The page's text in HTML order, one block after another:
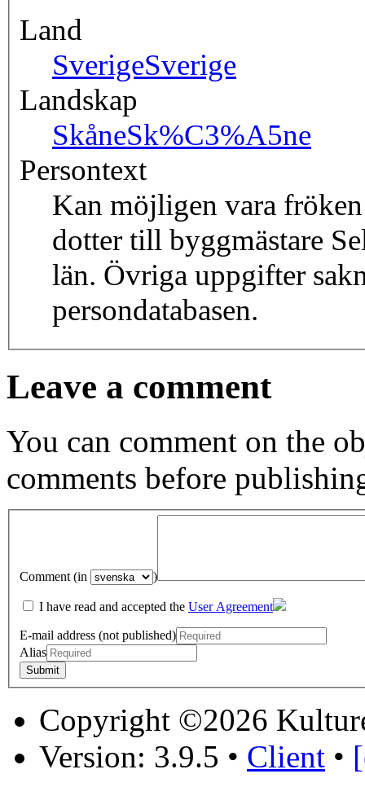
Land
SverigeSverige
Landskap
SkåneSk%C3%A5ne
Persontext
Kan möjligen vara
dotter till byggmästare
län. Övriga uppgifter
persondatabasen.
Leave a comment
You can comment on the
comments before
Comment (in )
I have read and accepted the User Agreement
E-mail address (not published)
Alias
Copyright ©2026
Version: 3.9.5 • Client •